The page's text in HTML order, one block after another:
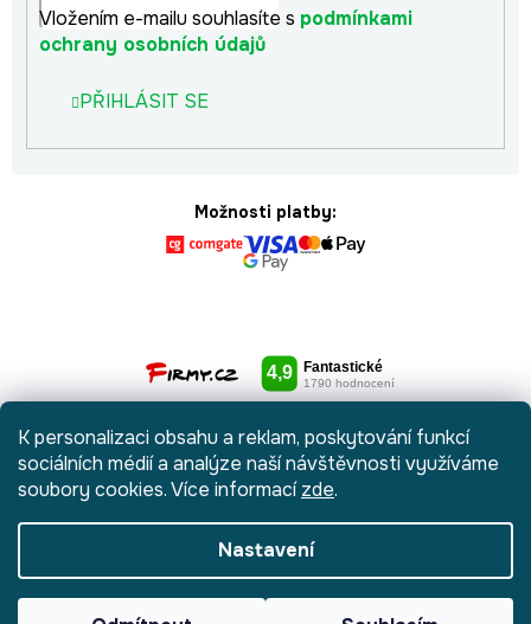
K personalizaci obsahu a reklam, poskytování funkcí
sociálních médií a analýze naší návštěvnosti využíváme
soubory cookies. Více informacízde.
Nastavení
Vložením e-mailu souhlasíte s podmínkami
ochrany osobních údajů
PŘIHLÁSIT SE
Možnosti platby: